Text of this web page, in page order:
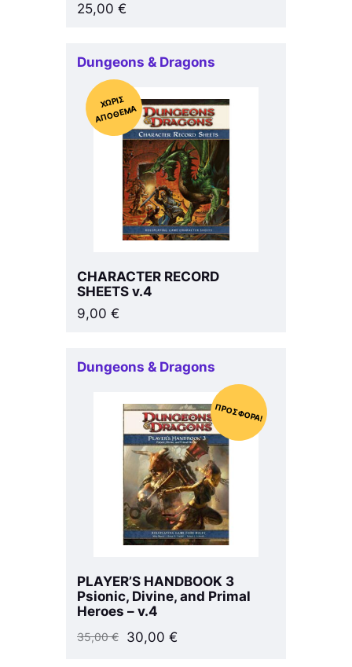
25,00 €
Dungeons & Dragons
Χ
ΩΡΊΣ
Α
Π
Ό
ΘΕ
ΜΑ
CHARACTER RECORD
SHEETS v.4
9,00 €
Dungeons & Dragons
ΠΡΟΣΦΟΡΆ!
PLAYER’S HANDBOOK 3
Psionic, Divine, and Primal
Heroes – v.4
35,00€ 30,00 €